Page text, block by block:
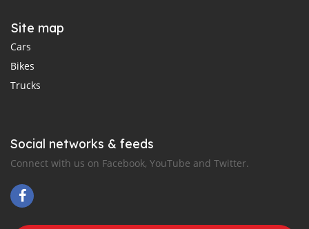
Site map
Cars
Bikes
Trucks
Social networks & feeds
Connect with us on Facebook, YouTube and Twitter.